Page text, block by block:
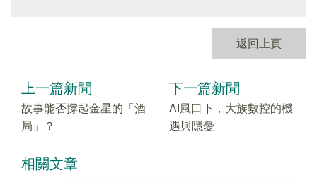
返回上頁
上一篇新聞
故事能否撐起金星的「酒
局」？
下一篇新聞
AI風口下，大族數控的機
遇與隱憂
相關文章